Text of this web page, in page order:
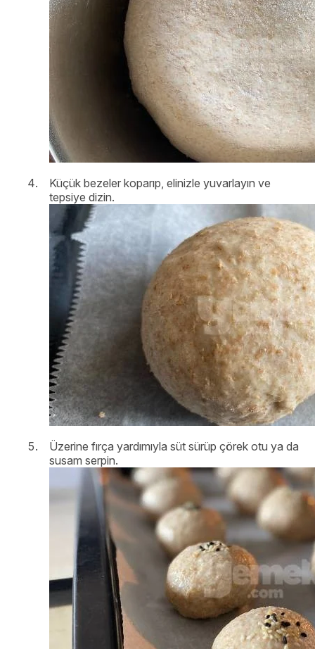
Küçük bezeler koparıp, elinizle yuvarlayın ve
tepsiye dizin.
Üzerine fırça yardımıyla süt sürüp çörek otu ya da
susam serpin.